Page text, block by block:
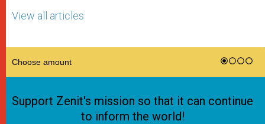
View all articles